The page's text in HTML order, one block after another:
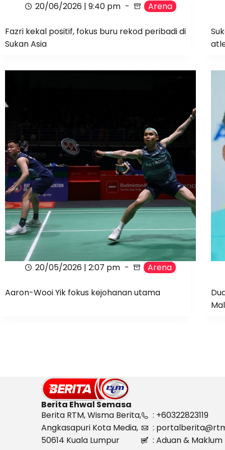
20/06/2026 | 9:40 pm Arena
Fazri kekal positif, fokus buru rekod peribadi di
Sukan Asia
20/05/2026 | 2:07 pm Arena
Aaron-Wooi Yik fokus kejohanan utama
Berita Ehwal Semasa
Berita RTM, Wisma Berita,
Angkasapuri Kota Media,
50614 Kuala Lumpur
: +60322823119
:
: Aduan &